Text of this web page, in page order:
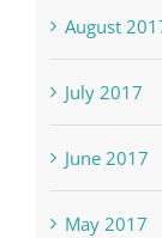
August
July 2017
June 2017
May 2017